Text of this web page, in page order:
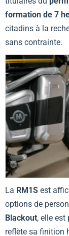
formation de 7
citadins à la
sans contrainte.
La RM1S est
options de
Blackout, elle est
reflète sa finition